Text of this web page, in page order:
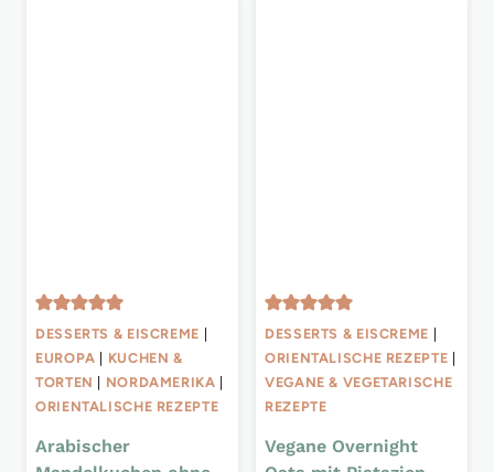
DESSERTS & EISCREME
EUROPA
KUCHEN &
TORTEN
NORDAMERIKA
ORIENTALISCHE REZEPTE
Arabischer
DESSERTS & EISCREME
ORIENTALISCHE REZEPTE
VEGANE & VEGETARISCHE
REZEPTE
Vegane Overnight